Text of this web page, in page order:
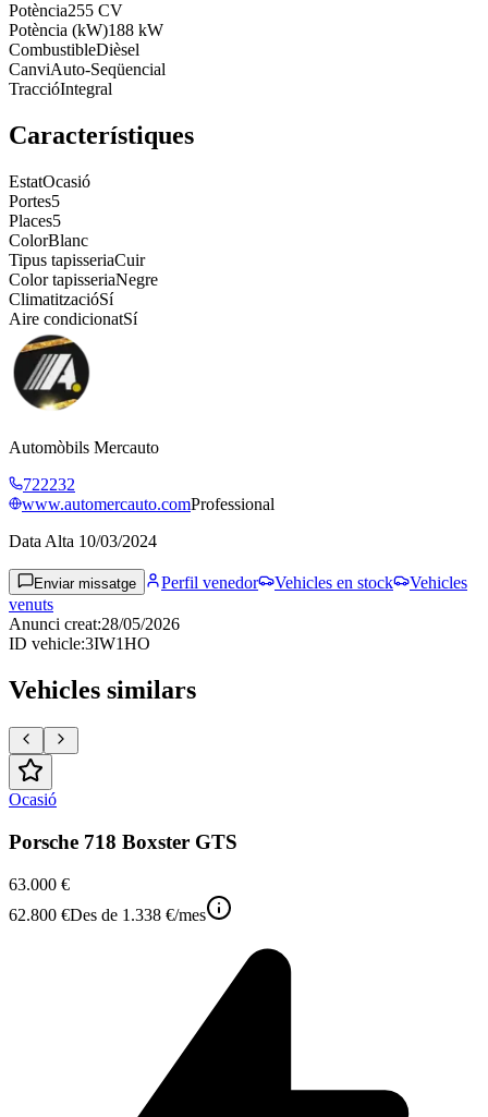
Potència255 CV
Potència (kW)188 kW
CombustibleDièsel
CanviAuto-Seqüencial
TraccióIntegral
Característiques
EstatOcasió
Portes5
Places5
ColorBlanc
Tipus tapisseriaCuir
Color tapisseriaNegre
ClimatitzacióSí
Aire condicionatSí
Automòbils Mercauto
722232
www.automercauto.comProfessional
Data Alta 10/03/2024
Enviar missatge Perfil venedor Vehicles en stock
Vehicles
venuts
Anunci creat:28/05/2026
ID vehicle:3IW1HO
Vehicles similars
Ocasió
Porsche 718 Boxster GTS
63.000 €
62.800 €Des de 1.338 €/mes